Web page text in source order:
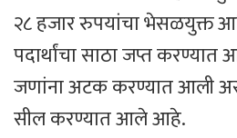
२८ हजार रुपयांचा भेसळयुक्त
पदार्थांचा साठा जप्त करण्यात
जणांना अटक करण्यात आली
सील करण्यात आले आहे.